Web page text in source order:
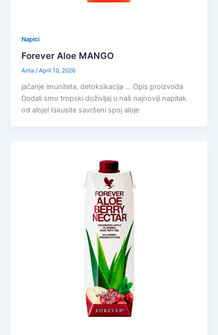
Napici
Forever Aloe MANGO
Anta/April 10, 2026
jačanje imuniteta, detoksikacija … Opis proizvoda
Dodali smo tropski doživljaj u naš najnoviji napitak
od aloje! Iskusite savršeni spoj aloje